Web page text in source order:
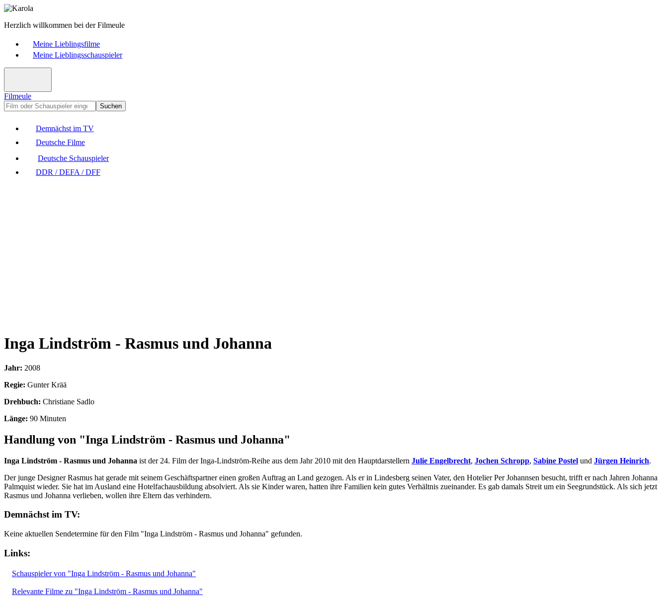
Herzlich willkommen bei der Filmeule
Meine Lieblingsfilme
Meine Lieblingsschauspieler
Filmeule
Suchen
Demnächst im TV
Deutsche Filme
Deutsche Schauspieler
DDR / DEFA / DFF
Inga Lindström - Rasmus und Johanna
Jahr: 2008
Regie: Gunter Krää
Drehbuch: Christiane Sadlo
Länge: 90 Minuten
Handlung von "Inga Lindström - Rasmus und Johanna"
Inga Lindström - Rasmus und Johanna ist der 24. Film der Inga-Lindström-Reihe aus dem Jahr 2010 mit den Hauptdarstellern Julie Engelbrecht, Jochen Schropp, Sabine Postel und Jürgen Heinrich.
Der junge Designer Rasmus hat gerade mit seinem Geschäftspartner einen großen Auftrag an Land gezogen. Als er in Lindesberg seinen Vater, den Hotelier Per Johannsen besucht, trifft er nach Jahren Johanna
Palmquist wieder. Sie hat im Ausland eine Hotelfachausbildung absolviert. Als sie Kinder waren, hatten ihre Familien kein gutes Verhältnis zueinander. Es gab damals Streit um ein Seegrundstück. Als sich jetzt
Rasmus und Johanna verlieben, wollen ihre Eltern das verhindern.
Demnächst im TV:
Keine aktuellen Sendetermine für den Film "Inga Lindström - Rasmus und Johanna" gefunden.
Links:
Schauspieler von "Inga Lindström - Rasmus und Johanna"
Relevante Filme zu "Inga Lindström - Rasmus und Johanna"